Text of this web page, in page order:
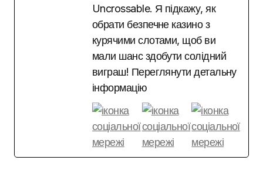
Uncrossable. Я підкажу, як
обрати безпечне казино з
курячими слотами, щоб ви
мали шанс здобути солідний
виграш! Переглянути детальну
інформацію